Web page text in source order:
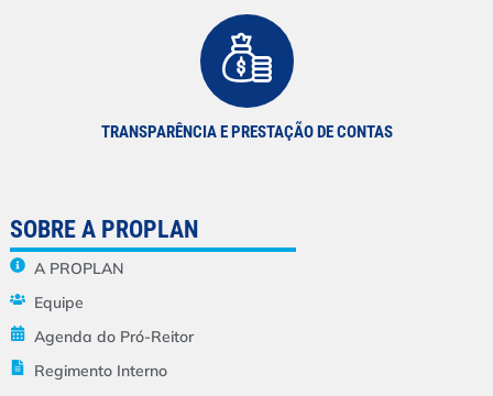
TRANSPARÊNCIA E PRESTAÇÃO DE CONTAS
SOBRE A PROPLAN
A PROPLAN
Equipe
Agenda do Pró-Reitor
Regimento Interno